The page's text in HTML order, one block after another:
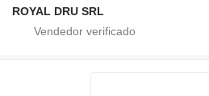
ROYAL DRU SRL